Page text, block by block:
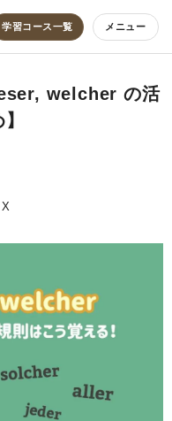
学習コース一覧 メニュー
welcher の活
X